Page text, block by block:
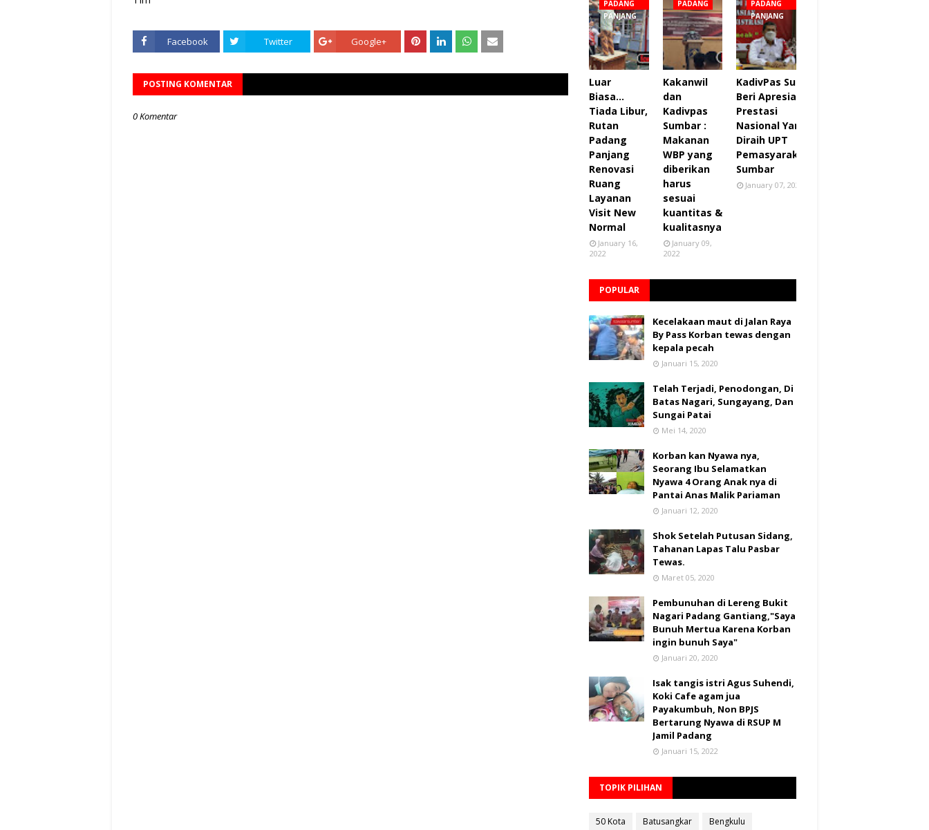
Facebook Twitter Google+
POSTING KOMENTAR
0 Komentar
PADANG
PANJANG
Luar
Biasa...
Tiada Libur,
Rutan
Padang
Panjang
Renovasi
Ruang
Layanan
Visit New
Normal
January 16,
2022
PADANG
Kakanwil
dan
Kadivpas
Sumbar :
Makanan
WBP yang
diberikan
harus
sesuai
kuantitas &
kualitasnya
January 09,
2022
PADANG
PANJANG
KadivPas Sumbar
Beri Apresiasi 27
Prestasi
Nasional Yang
Diraih UPT
Pemasyarakatan
Sumbar
January 07, 2022
POPULAR
Kecelakaan maut di Jalan Raya
By Pass Korban tewas dengan
kepala pecah
Januari 15, 2020
Telah Terjadi, Penodongan, Di
Batas Nagari, Sungayang, Dan
Sungai Patai
Mei 14, 2020
Korban kan Nyawa nya,
Seorang Ibu Selamatkan
Nyawa 4 Orang Anak nya di
Pantai Anas Malik Pariaman
Januari 12, 2020
Shok Setelah Putusan Sidang,
Tahanan Lapas Talu Pasbar
Tewas.
Maret 05, 2020
Pembunuhan di Lereng Bukit
Nagari Padang Gantiang,"Saya
Bunuh Mertua Karena Korban
ingin bunuh Saya"
Januari 20, 2020
Isak tangis istri Agus Suhendi,
Koki Cafe agam jua
Payakumbuh, Non BPJS
Bertarung Nyawa di RSUP M
Jamil Padang
Januari 15, 2022
TOPIK PILIHAN
50 Kota Batusangkar Bengkulu